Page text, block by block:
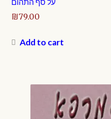
₪79.00
Add to cart